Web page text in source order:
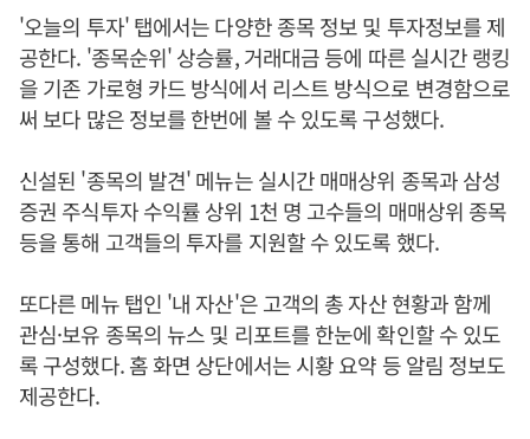
'오늘의 투자' 탭에서는 다양한 종목 정보 및 투자정보를 제
공한다. '종목순위' 상승률, 거래대금 등에 따른 실시간 랭킹
을 기존 가로형 카드 방식에서 리스트 방식으로 변경함으로
써 보다 많은 정보를 한번에 볼 수 있도록 구성했다.
신설된 '종목의 발견' 메뉴는 실시간 매매상위 종목과 삼성
증권 주식투자 수익률 상위 1천 명 고수들의 매매상위 종목
등을 통해 고객들의 투자를 지원할 수 있도록 했다.
또다른 메뉴 탭인 '내 자산'은 고객의 총 자산 현황과 함께
관심·보유 종목의 뉴스 및 리포트를 한눈에 확인할 수 있도
록 구성했다. 홈 화면 상단에서는 시황 요약 등 알림 정보도
제공한다.